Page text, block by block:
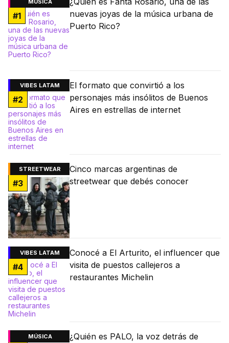
MÚSICA
#1
nuevas joyas de la música urbana de
Puerto Rico?
VIBES LATAM
#2
El formato que convirtió a los
personajes más insólitos de Buenos
Aires en estrellas de internet
STREETWEAR
#3
Cinco marcas argentinas de
streetwear que debés conocer
VIBES LATAM
#4
Conocé a El Arturito, el influencer que
visita de puestos callejeros a
restaurantes Michelin
MÚSICA
¿Quién es PALO, la voz detrás de